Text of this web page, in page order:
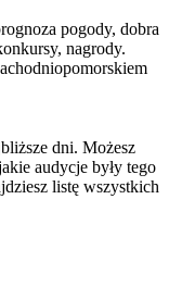
pogody, dobra
nagrody.
dni. Możesz
audycje były tego
listę wszystkich